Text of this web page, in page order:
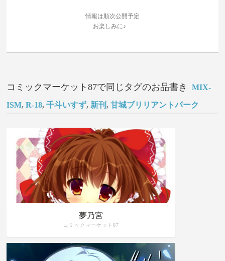
情報は順次公開予定
お楽しみに♪
コミックマーケット87で同じタグのお品書き MIX-
ISM,R-18,千斗いすず, 新刊,甘城ブリリアントパーク
夢乃宮
コミックマーケット87